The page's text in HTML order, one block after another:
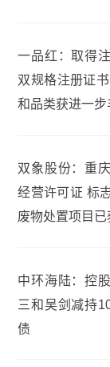
一品红：取得
双规格注册证
和品类获进一步
双象股份：重
经营许可证 标
废物处置项目
中环海陆：控
三和吴剑减持
债